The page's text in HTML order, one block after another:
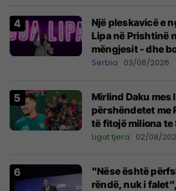
Një pleskavicë e
Lipa në Prishtinë
mëngjesit - dhe
shpall gjendjen e
Serbia 03/08/2026
Mirlind Daku mes
përshëndetet me
të fitojë miliona te
Ligat tjera 02/08/
"Nëse është
rëndë, nuk i